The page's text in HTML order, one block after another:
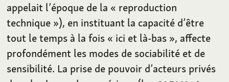
appelait l’époque de la « reproduction
technique »), en instituant la capacité d’être
tout le temps à la fois « ici et là-bas », affecte
profondément les modes de sociabilité et de
sensibilité. La prise de pouvoir d’acteurs privés